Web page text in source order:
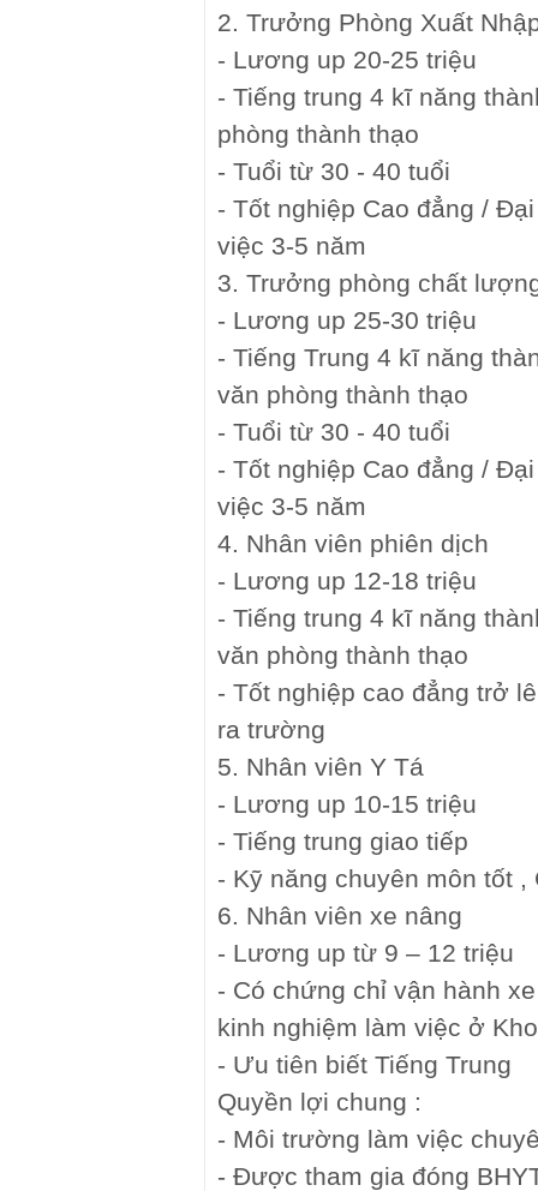
2. Trưởng Phòng Xuất
- Lương up 20-25 triệu
- Tiếng trung 4 kĩ năng
phòng thành thạo
- Tuổi từ 30 - 40 tuổi
- Tốt nghiệp Cao đẳng /
việc 3-5 năm
3. Trưởng phòng chất
- Lương up 25-30 triệu
- Tiếng Trung 4 kĩ năng
văn phòng thành thạo
- Tuổi từ 30 - 40 tuổi
- Tốt nghiệp Cao đẳng /
việc 3-5 năm
4. Nhân viên phiên dịch
- Lương up 12-18 triệu
- Tiếng trung 4 kĩ năng
văn phòng thành thạo
- Tốt nghiệp cao đẳng trở
ra trường
5. Nhân viên Y Tá
- Lương up 10-15 triệu
- Tiếng trung giao tiếp
- Kỹ năng chuyên môn tốt
6. Nhân viên xe nâng
- Lương up từ 9 – 12 triệu
- Có chứng chỉ vận hành
kinh nghiệm làm việc ở Kho
- Ưu tiên biết Tiếng Trung
Quyền lợi chung :
- Môi trường làm việc
- Được tham gia đóng